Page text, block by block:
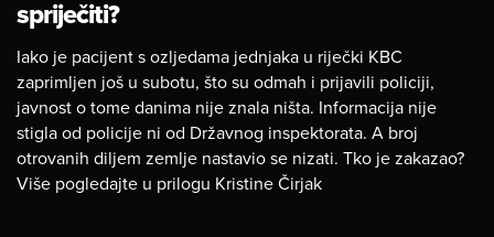
spriječiti?
Iako je pacijent s ozljedama jednjaka u riječki KBC
zaprimljen još u subotu, što su odmah i prijavili policiji,
javnost o tome danima nije znala ništa. Informacija nije
stigla od policije ni od Državnog inspektorata. A broj
otrovanih diljem zemlje nastavio se nizati. Tko je zakazao?
Više pogledajte u prilogu Kristine Čirjak